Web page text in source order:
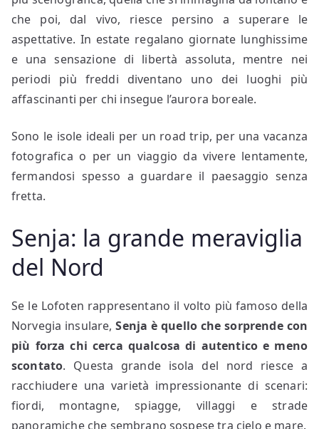
che poi, dal vivo, riesce persino a superare le
aspettative. In estate regalano giornate lunghissime
e una sensazione di libertà assoluta, mentre nei
periodi più freddi diventano uno dei luoghi più
affascinanti per chi insegue l’aurora boreale.
Sono le isole ideali per un road trip, per una vacanza
fotografica o per un viaggio da vivere lentamente,
fermandosi spesso a guardare il paesaggio senza
fretta.
Senja: la grande meraviglia
del Nord
Se le Lofoten rappresentano il volto più famoso della
Norvegia insulare,Senja è quello che sorprende con
più forza chi cerca qualcosa di autentico e meno
scontato. Questa grande isola del nord riesce a
racchiudere una varietà impressionante di scenari:
fiordi, montagne, spiagge, villaggi e strade
panoramiche che sembrano sospese tra cielo e mare.